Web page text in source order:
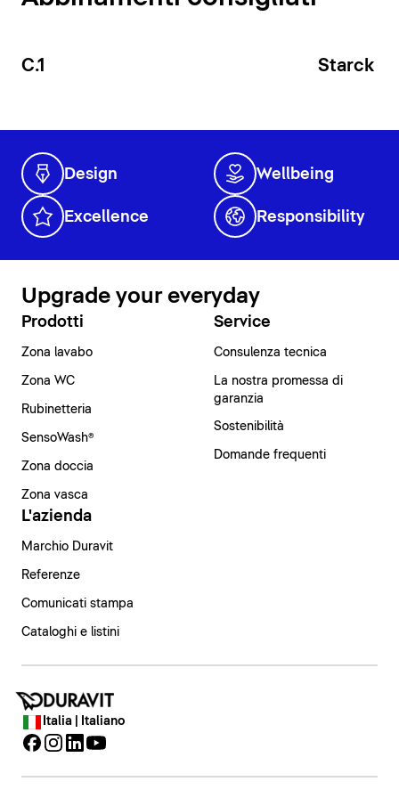
C.1 Starck T
Design Wellbeing
Excellence Responsibility
Upgrade your everyday
Prodotti
Zona lavabo
Zona WC
Rubinetteria
SensoWash®
Zona doccia
Zona vasca
Service
Consulenza tecnica
La nostra promessa di
garanzia
Sostenibilità
Domande frequenti
L'azienda
Marchio Duravit
Referenze
Comunicati stampa
Cataloghi e listini
Italia | Italiano